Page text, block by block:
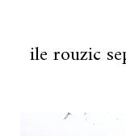
ile rouzic